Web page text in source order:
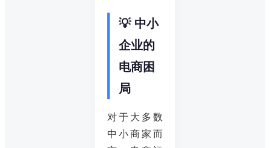
💡 中小
企业的
电商困
局
对于大多数
中小商家而